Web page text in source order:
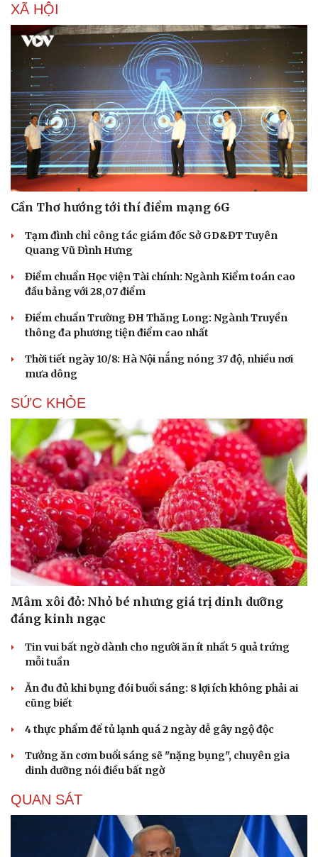
Văn hóa
Sân khấu - Điện ảnh
Văn học
Âm nhạc
Di sản
Giải trí
Nghệ sĩ
Thời trang
Sao Việt
XÃ HỘI
Cần Thơ hướng tới thí điểm mạng 6G
Tạm đình chỉ công tác giám đốc Sở GD&ĐT Tuyên
Quang Vũ Đình Hưng
Điểm chuẩn Học viện Tài chính: Ngành Kiểm toán cao
đầu bảng với 28,07 điểm
Điểm chuẩn Trường ĐH Thăng Long: Ngành Truyền
thông đa phương tiện điểm cao nhất
Thời tiết ngày 10/8: Hà Nội nắng nóng 37 độ, nhiều nơi
mưa dông
SỨC KHỎE
Mâm xôi đỏ: Nhỏ bé nhưng giá trị dinh dưỡng
đáng kinh ngạc
Tin vui bất ngờ dành cho người ăn ít nhất 5 quả trứng
mỗi tuần
Ăn đu đủ khi bụng đói buổi sáng: 8 lợi ích không phải ai
cũng biết
4 thực phẩm để tủ lạnh quá 2 ngày dễ gây ngộ độc
Tưởng ăn cơm buổi sáng sẽ "nặng bụng", chuyên gia
dinh dưỡng nói điều bất ngờ
QUAN SÁT